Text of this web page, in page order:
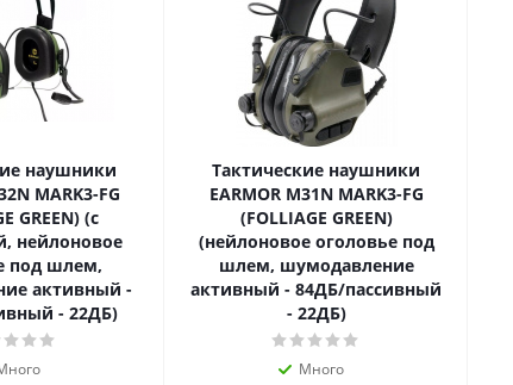
наушники
MARK3-FG
GREEN) (с
нейлоновое
под шлем,
активный -
- 22ДБ)
Тактические наушники
EARMOR M31N MARK3-FG
(FOLLIAGE GREEN)
(нейлоновое оголовье под
шлем, шумодавление
активный - 84ДБ/пассивный
- 22ДБ)
Много